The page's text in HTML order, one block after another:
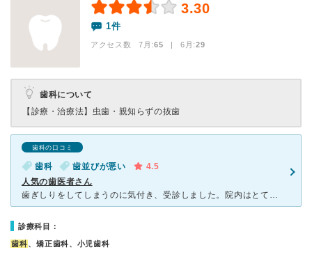
3.30
1件
アクセス数 7月:65 | 6月:29
歯科について
【診療・治療法】 虫歯・親知らずの抜歯
歯科の口コミ
歯科 歯並びが悪い
4.5
人気の歯医者さん
歯ぎしりをしてしまうのに気付き、受診しました。院内はとても清潔で、スタッフの皆さん愛想が良い印象です。歯並びが若干悪く、噛み合わせが悪いせいで歯ぎしりし、頭痛など引き起こすことがわかりました。マウスピ
診療科目：
歯科、矯正歯科、小児歯科